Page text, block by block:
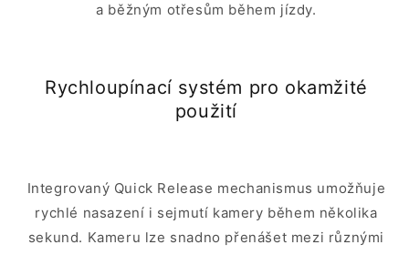
a běžným otřesům během jízdy.
Rychloupínací systém pro okamžité
použití
Integrovaný Quick Release mechanismus umožňuje
rychlé nasazení i sejmutí kamery během několika
sekund. Kameru lze snadno přenášet mezi různými